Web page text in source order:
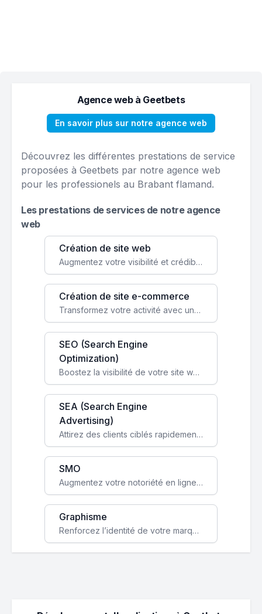
Agence web à Geetbets
En savoir plus sur notre agence web
Découvrez les différentes prestations de service
proposées à Geetbets par notre agence web
pour les professionels au Brabant flamand.
Les prestations de services de notre agence
web
Création de site web
Augmentez votre visibilité et crédibilité en ligne avec un site web performant, conçu pour attirer plus de clients.
Création de site e-commerce
Transformez votre activité avec une boutique en ligne, accessible à l'échelle mondiale 24/7.
SEO (Search Engine
Optimization)
Boostez la visibilité de votre site web sur Google et attirez du trafic qualifié grâce à nos stratégies SEO.
SEA (Search Engine
Advertising)
Attirez des clients ciblés rapidement avec des campagnes publicitaires payantes optimisées pour vos objectifs.
SMO
Augmentez votre notoriété en ligne et stimulez la croissance de votre entreprise grâce à une stratégie sociale sur mesure.
Graphisme
Renforcez l’identité de votre marque avec un design unique qui capte l’attention et engage vos clients.